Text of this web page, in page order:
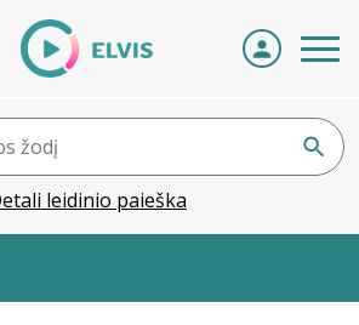
leidinio paieška